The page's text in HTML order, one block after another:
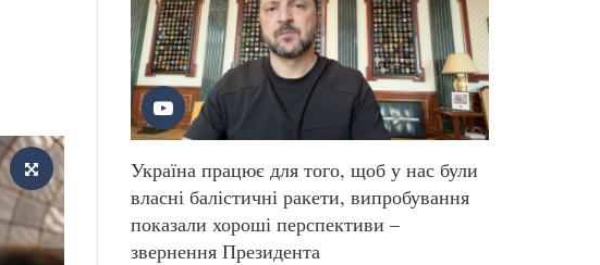
Україна працює для того, щоб у нас були
власні балістичні ракети, випробування
показали хороші перспективи –
звернення Президента